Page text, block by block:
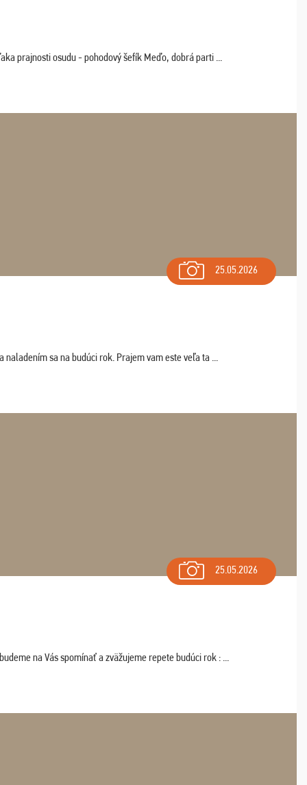
prajnosti osudu - pohodový šefík Meďo, dobrá parti ...
25.05.2026
sa na budúci rok. Prajem vam este veľa ta ...
25.05.2026
na Vás spomínať a zväžujeme repete budúci rok : ...